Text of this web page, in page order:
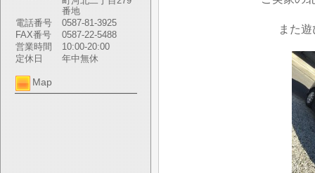
番地
電話番号
0587-81-3925
FAX番号
0587-22-5488
営業時間
10:00-20:00
定休日
年中無休
Map
また